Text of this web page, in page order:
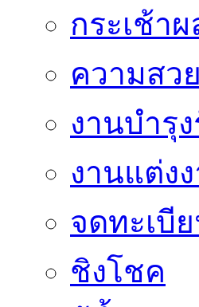
กระเช้า
ความสว
งานบำรุ
งานแต่ง
จดทะเบี
ชิงโชค